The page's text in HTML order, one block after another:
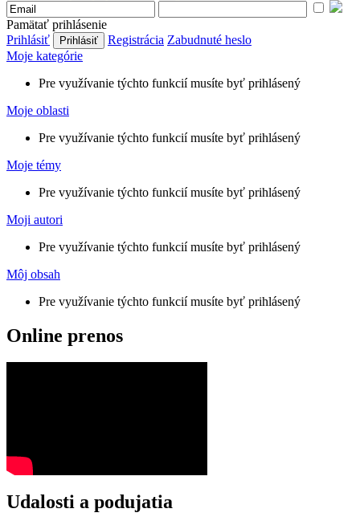
Pamätať prihlásenie
Prihlásiť
Registrácia Zabudnuté heslo
Moje kategórie
Pre využívanie týchto funkcií musíte byť prihlásený
Moje oblasti
Pre využívanie týchto funkcií musíte byť prihlásený
Moje témy
Pre využívanie týchto funkcií musíte byť prihlásený
Moji autori
Pre využívanie týchto funkcií musíte byť prihlásený
Môj obsah
Pre využívanie týchto funkcií musíte byť prihlásený
Online prenos
Udalosti a podujatia